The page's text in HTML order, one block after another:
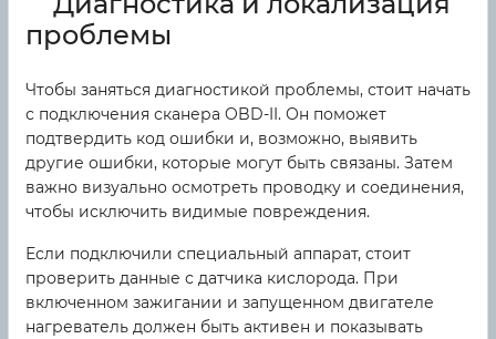
проблемы
Чтобы заняться диагностикой проблемы, стоит начать
с подключения сканера OBD-II. Он поможет
подтвердить код ошибки и, возможно, выявить
другие ошибки, которые могут быть связаны. Затем
важно визуально осмотреть проводку и соединения,
чтобы исключить видимые повреждения.
Если подключили специальный аппарат, стоит
проверить данные с датчика кислорода. При
включенном зажигании и запущенном двигателе
нагреватель должен быть активен и показывать